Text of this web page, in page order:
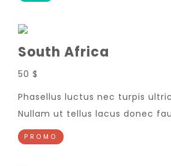
South Africa
50 $
Phasellus luctus nec turpis
Nullam ut tellus lacus donec
PROMO